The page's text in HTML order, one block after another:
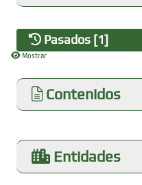
Pasados [1]
Mostrar
Contenidos
Entidades